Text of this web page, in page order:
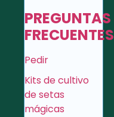
PREGUNTAS
FRECUENTES
Pedir
Kits de cultivo
de setas
mágicas